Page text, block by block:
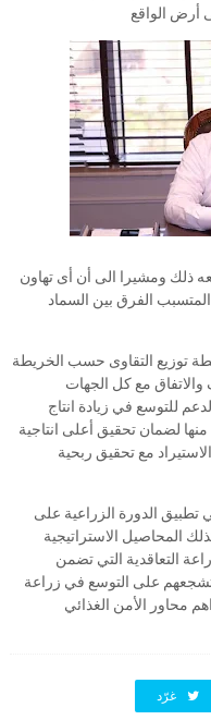
أرض الواقع
ذلك ومشيرا الى أن أى تهاون
الفرق بين السماد
توزيع التقاوى حسب الخريطة
مع كل الجهات
للتوسع في زيادة انتاج
منها لضمان تحقيق أعلى انتاجية
مع تحقيق ربحية
الدورة الزراعية على
المحاصيل الاستراتيجية
التعاقدية التي تضمن
على التوسع في زراعة
محاور الأمن الغذائي
غرّد